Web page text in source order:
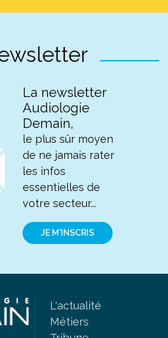
La newsletter
Audiologie
Demain,
le plus sûr moyen
de ne jamais rater
les infos
essentielles de
votre secteur...
JE M'INSCRIS
L'actualité
Métiers